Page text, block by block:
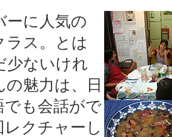
ーに人気の
ラス。とは
少ないけれ
魅力は、日
でも会話がで
レクチャーし